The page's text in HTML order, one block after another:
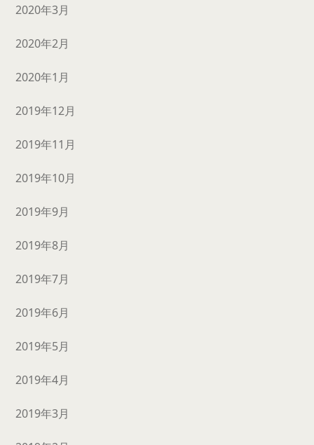
2020年3月
2020年2月
2020年1月
2019年12月
2019年11月
2019年10月
2019年9月
2019年8月
2019年7月
2019年6月
2019年5月
2019年4月
2019年3月